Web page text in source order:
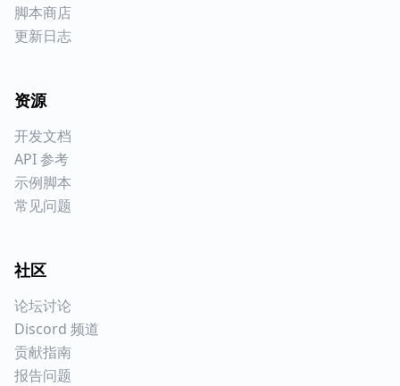
脚本商店
更新日志
资源
开发文档
API 参考
示例脚本
常见问题
社区
论坛讨论
Discord 频道
贡献指南
报告问题